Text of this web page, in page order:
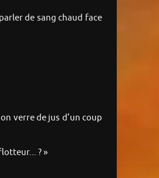
de sang chaud face
verre de jus d’un coup
? »